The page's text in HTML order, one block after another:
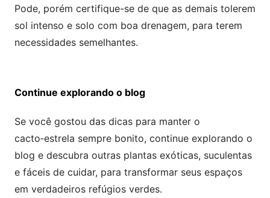
Pode, porém certifique-se de que as demais tolerem
sol intenso e solo com boa drenagem, para terem
necessidades semelhantes.
Continue explorando o blog
Se você gostou das dicas para manter o
cacto‑estrela sempre bonito, continue explorando o
blog e descubra outras plantas exóticas, suculentas
e fáceis de cuidar, para transformar seus espaços
em verdadeiros refúgios verdes.